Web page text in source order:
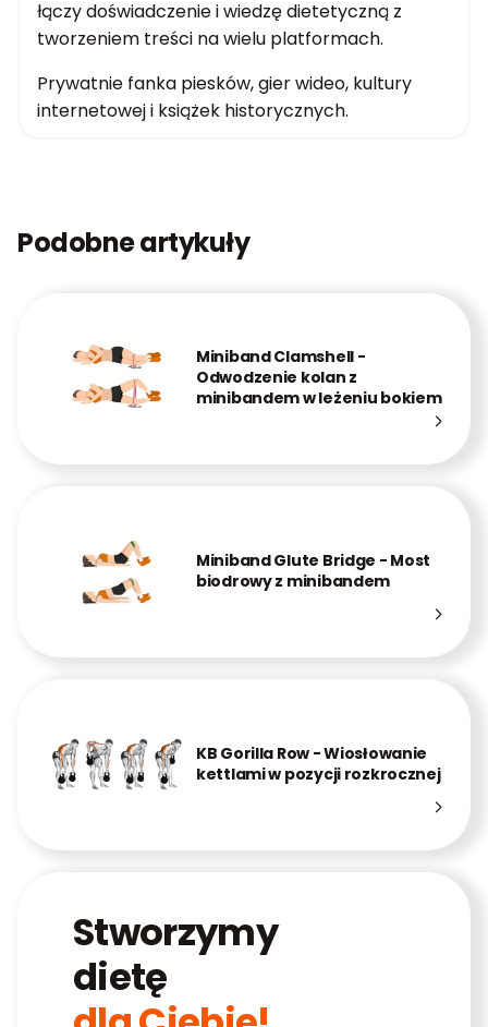
łączy doświadczenie i wiedzę dietetyczną z
tworzeniem treści na wielu platformach.
Prywatnie fanka piesków, gier wideo, kultury
internetowej i książek historycznych.
Podobne artykuły
Miniband Clamshell -
Odwodzenie kolan z
minibandem w leżeniu bokiem
Miniband Glute Bridge - Most
biodrowy z minibandem
KB Gorilla Row - Wiosłowanie
kettlami w pozycji rozkrocznej
Stworzymy
dietę